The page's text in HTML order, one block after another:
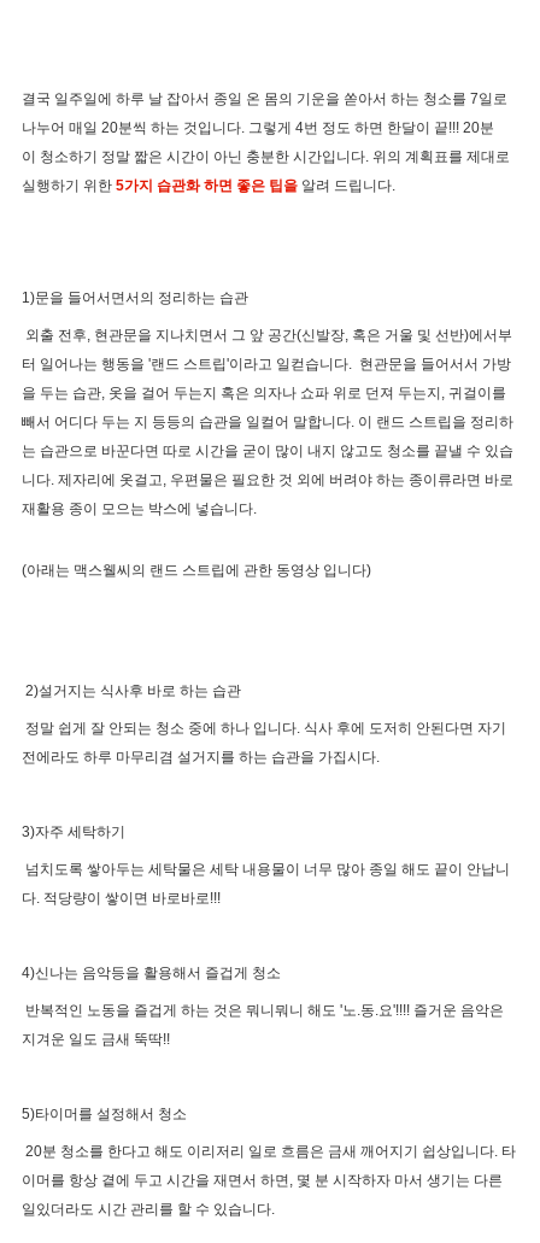
결국 일주일에 하루 날 잡아서 종일 온 몸의 기운을 쏟아서 하는 청소를 7일로
나누어 매일 20분씩 하는 것입니다. 그렇게 4번 정도 하면 한달이 끝!!! 20분
이 청소하기 정말 짧은 시간이 아닌 충분한 시간입니다. 위의 계획표를 제대로
실행하기 위한 5가지 습관화 하면 좋은 팁을 알려 드립니다.
1)문을 들어서면서의 정리하는 습관
외출 전후, 현관문을 지나치면서 그 앞 공간(신발장, 혹은 거울 및 선반)에서부
터 일어나는 행동을 '랜드 스트립'이라고 일컫습니다. 현관문을 들어서서 가방
을 두는 습관, 옷을 걸어 두는지 혹은 의자나 쇼파 위로 던져 두는지, 귀걸이를
빼서 어디다 두는 지 등등의 습관을 일컬어 말합니다. 이 랜드 스트립을 정리하
는 습관으로 바꾼다면 따로 시간을 굳이 많이 내지 않고도 청소를 끝낼 수 있습
니다. 제자리에 옷걸고, 우편물은 필요한 것 외에 버려야 하는 종이류라면 바로
재활용 종이 모으는 박스에 넣습니다.
(아래는 맥스웰씨의 랜드 스트립에 관한 동영상 입니다)
2)설거지는 식사후 바로 하는 습관
정말 쉽게 잘 안되는 청소 중에 하나 입니다. 식사 후에 도저히 안된다면 자기
전에라도 하루 마무리겸 설거지를 하는 습관을 가집시다.
3)자주 세탁하기
넘치도록 쌓아두는 세탁물은 세탁 내용물이 너무 많아 종일 해도 끝이 안납니
다. 적당량이 쌓이면 바로바로!!!
4)신나는 음악등을 활용해서 즐겁게 청소
반복적인 노동을 즐겁게 하는 것은 뭐니뭐니 해도 '노.동.요'!!!! 즐거운 음악은
지겨운 일도 금새 뚝딱!!
5)타이머를 설정해서 청소
20분 청소를 한다고 해도 이리저리 일로 흐름은 금새 깨어지기 쉽상입니다. 타
이머를 항상 곁에 두고 시간을 재면서 하면, 몇 분 시작하자 마서 생기는 다른
일있더라도 시간 관리를 할 수 있습니다.